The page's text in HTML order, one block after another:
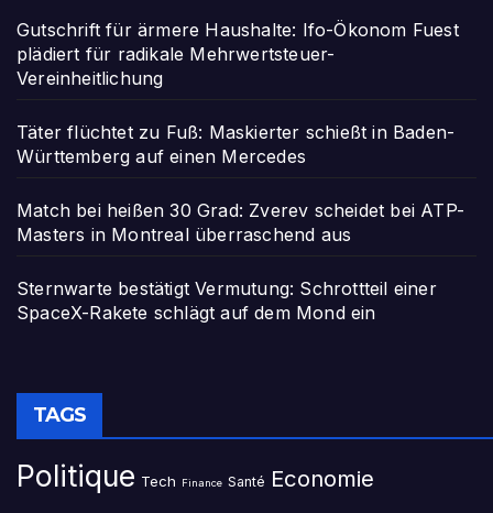
Gutschrift für ärmere Haushalte: Ifo-Ökonom Fuest
plädiert für radikale Mehrwertsteuer-
Vereinheitlichung
Täter flüchtet zu Fuß: Maskierter schießt in Baden-
Württemberg auf einen Mercedes
Match bei heißen 30 Grad: Zverev scheidet bei ATP-
Masters in Montreal überraschend aus
Sternwarte bestätigt Vermutung: Schrottteil einer
SpaceX-Rakete schlägt auf dem Mond ein
TAGS
Politique Tech Finance Santé Economie